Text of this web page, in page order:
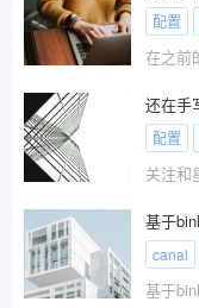
配置
配置
canal